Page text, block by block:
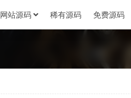
网站源码 稀有源码 免费源码